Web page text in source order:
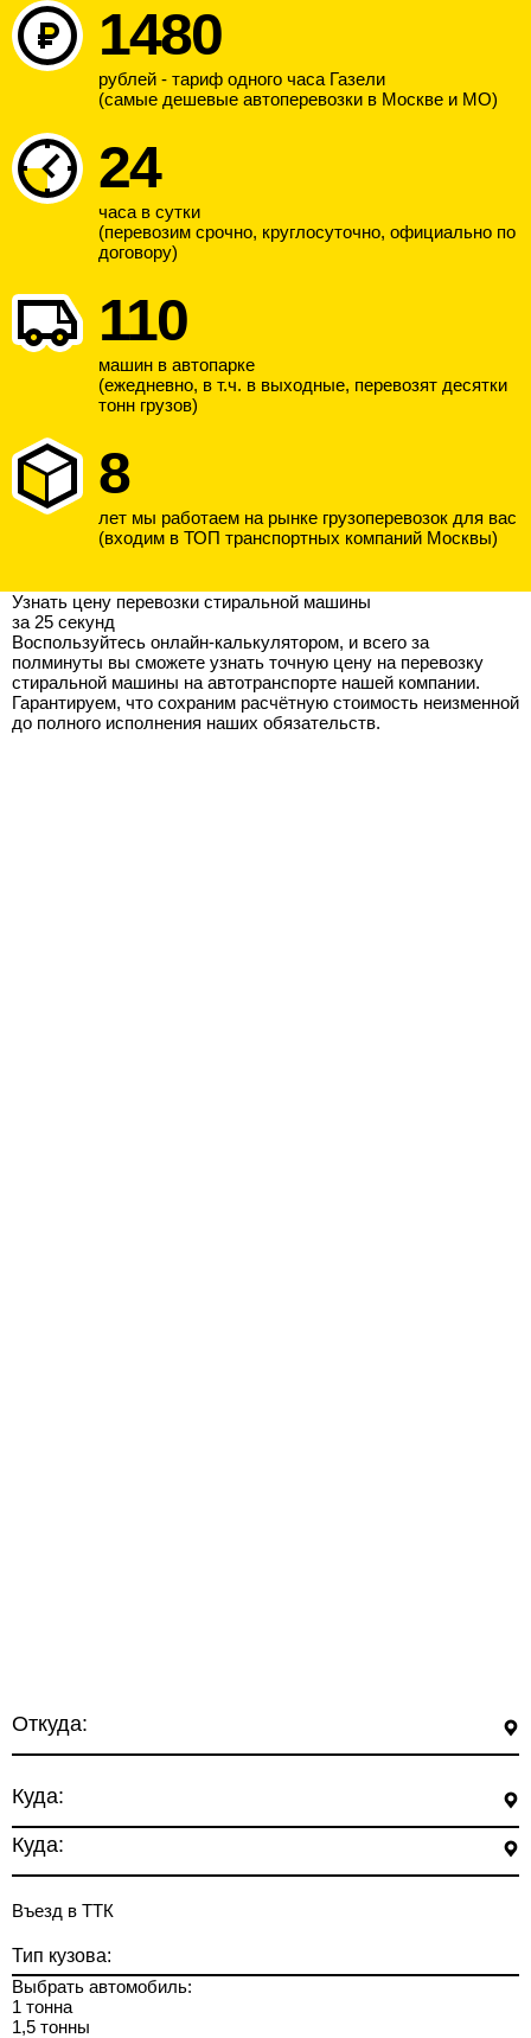
1480
рублей - тариф одного часа Газели
(самые дешевые автоперевозки в Москве и МО)
24
часа в сутки
(перевозим срочно, круглосуточно, официально по
договору)
110
машин в автопарке
(ежедневно, в т.ч. в выходные, перевозят десятки
тонн грузов)
8
лет мы работаем на рынке грузоперевозок для вас
(входим в ТОП транспортных компаний Москвы)
Узнать цену перевозки стиральной машины
за 25 секунд
Воспользуйтесь онлайн-калькулятором, и всего за
полминуты вы сможете узнать точную цену на перевозку
стиральной машины на автотранспорте нашей компании.
Гарантируем, что сохраним расчётную стоимость неизменной
до полного исполнения наших обязательств.
Откуда:
Куда:
Куда:
Въезд в ТТК
Тип кузова:
Выбрать автомобиль:
1 тонна
1,5 тонны